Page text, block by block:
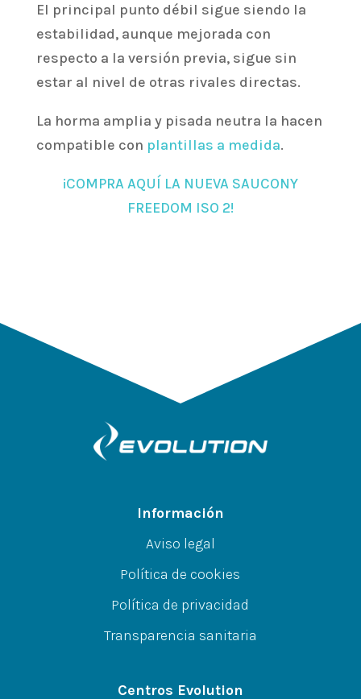
El principal punto débil sigue siendo la
estabilidad, aunque mejorada con
respecto a la versión previa, sigue sin
estar al nivel de otras rivales directas.
La horma amplia y pisada neutra la hacen
compatible con plantillas a medida.
¡COMPRA AQUÍ LA NUEVA SAUCONY
FREEDOM ISO 2!
Información
Aviso legal
Política de cookies
Política de privacidad
Transparencia sanitaria
Centros Evolution